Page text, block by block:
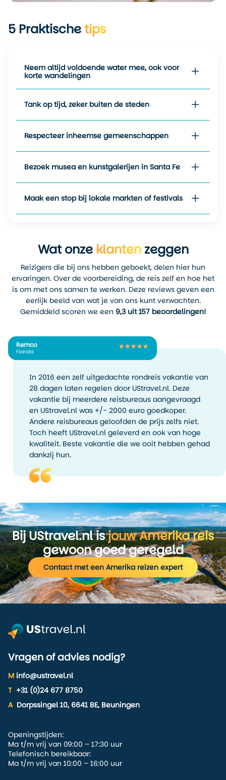
temperaturen per regio flink
maakt het interessant.
Overdag is het vaak warm
nodig hebt.
5 Praktischetips
Neem altijd voldoende water mee, ook voor
korte wandelingen
Tank op tijd, zeker buiten de steden
Respecteer inheemse gemeenschappen
Bezoek musea en kunstgalerijen in Santa Fe
Maak een stop bij lokale markten of festivals
Wat onzeklantenzeggen
Reizigers die bij ons hebben geboekt, delen hier hun
ervaringen. Over de voorbereiding, de reis zelf en hoe het
is om met ons samen te werken. Deze reviews geven een
eerlijk beeld van wat je van ons kunt verwachten.
Gemiddeld scoren we een 9,3 uit 157 beoordelingen!
Remco
Florida
In 2016 een zelf uitgedachte rondreis vakantie van
28 dagen laten regelen door UStravel.nl. Deze
vakantie bij meerdere reisbureaus aangevraagd
en UStravel.nl was +/- 2000 euro goedkoper.
Andere reisbureaus geloofden de prijs zelfs niet.
Toch heeft UStravel.nl geleverd en ook van hoge
kwaliteit. Beste vakantie die we ooit hebben gehad
dankzij hun.
Bij UStravel.nl isjouw Amerika reis
gewoon goed geregeld
Contact met een Amerika reizen expert
Vragen of advies nodig?
M info@ustravel.nl
T +31 (0)24 677 8750
A Dorpssingel 10, 6641 BE, Beuningen
Openingstijden:
Ma t/m vrij van 09:00 – 17:30 uur
Telefonisch bereikbaar:
Ma t/m vrij van 10:00 – 16:00 uur